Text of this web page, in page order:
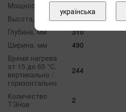
Мощность, кВт
Высота, мм
1302
Глубина, мм
310
Ширина, мм
490
Время нагрева
от 15 до 65 °С,
вертикально /
горизонтально
244
Количество
ТЭНов
2
українська